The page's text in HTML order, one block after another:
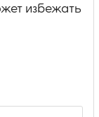
избежать